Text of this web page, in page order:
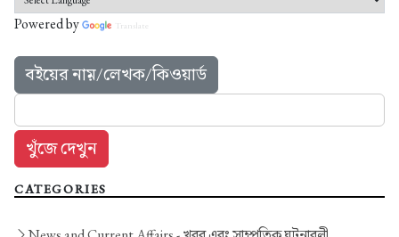
Powered by Translate
বইয়ের নাম়/লেখক/কিওয়ার্ড
CATEGORIES